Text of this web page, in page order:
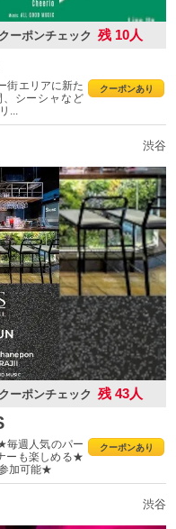
クーポンチェック 残 10人
クーポンあり
街エリアに新た
シーシャなど
...
渋谷
クーポンチェック 残 43人
クーポンあり
毎週人気のパー
ーも楽しめる★
加可能★
渋谷